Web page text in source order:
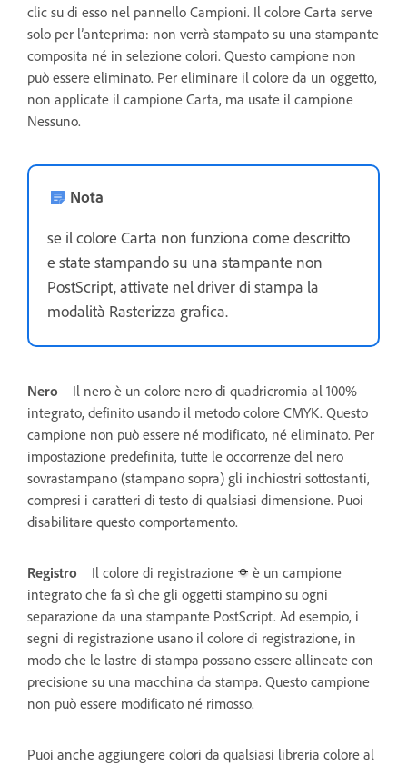
clic su di esso nel pannello Campioni. Il colore Carta serve
solo per l’anteprima: non verrà stampato su una stampante
composita né in selezione colori. Questo campione non
può essere eliminato. Per eliminare il colore da un oggetto,
non applicate il campione Carta, ma usate il campione
Nessuno.
Nota
se il colore Carta non funziona come descritto
e state stampando su una stampante non
PostScript, attivate nel driver di stampa la
modalità Rasterizza grafica.
Nero
Il nero è un colore nero di quadricromia al 100%
integrato, definito usando il metodo colore CMYK. Questo
campione non può essere né modificato, né eliminato. Per
impostazione predefinita, tutte le occorrenze del nero
sovrastampano (stampano sopra) gli inchiostri sottostanti,
compresi i caratteri di testo di qualsiasi dimensione. Puoi
disabilitare questo comportamento.
Registro Il colore di registrazione
è un campione
integrato che fa sì che gli oggetti stampino su ogni
separazione da una stampante PostScript. Ad esempio, i
segni di registrazione usano il colore di registrazione, in
modo che le lastre di stampa possano essere allineate con
precisione su una macchina da stampa. Questo campione
non può essere modificato né rimosso.
Puoi anche aggiungere colori da qualsiasi libreria colore al